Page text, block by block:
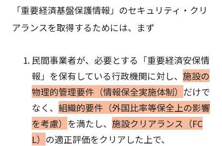
「重要経済基盤保護情報」のセキュリティ・クリ
アランスを取得するためには、まず
民間事業者が、必要とする「重要経済安保情
報」を保有している行政機関に対し、 施設の
物理的管理要件（情報保全実施体制） だけで
なく、 組織的要件（外国比率等保全上の影響
を考慮） を満たし、 施設クリアランス（FC
L） の適正評価をクリアした上で、